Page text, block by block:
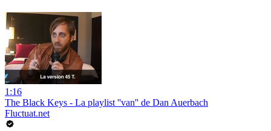
1:16
The Black Keys - La playlist ''van'' de Dan Auerbach
Fluctuat.net